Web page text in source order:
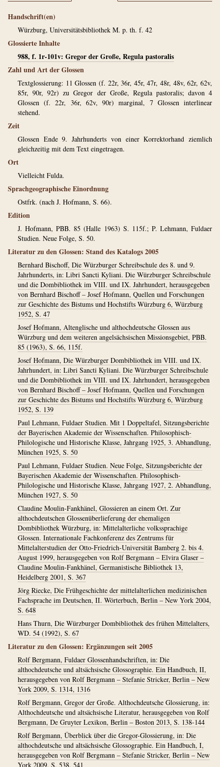
Handschrift(en)
Würzburg, Universitätsbibliothek M. p. th. f. 42
Glossierte Inhalte
988, f. 1r-101v: Gregor der Große, Regula pastoralis
Zahl und Art der Glossen
Textglossierung: 11 Glossen (f. 22r, 36r, 45r, 47r, 48r, 48v, 62r, 62v,
85r, 90r, 92r) zu Gregor der Große, Regula pastoralis; davon 4
Glossen (f. 22r, 36r, 62v, 90r) marginal, 7 Glossen interlinear
stehend.
Zeit
Glossen Ende 9. Jahrhunderts von einer Korrektorhand ziemlich
gleichzeitig mit dem Text eingetragen.
Ort
Vielleicht Fulda.
Sprachgeographische Einordnung
Ostfrk. (nach J. Hofmann, S. 66).
Edition
J. Hofmann, PBB. 85 (Halle 1963) S. 115f.; P. Lehmann, Fuldaer
Studien. Neue Folge, S. 50.
Literatur zu den Glossen: Stand des Katalogs 2005
Bernhard Bischoff, Die Würzburger Schreibschule des 8. und 9.
Jahrhunderts, in: Libri Sancti Kyliani. Die Würzburger Schreibschule
und die Dombibliothek im VIII. und IX. Jahrhundert, herausgegeben
von Bernhard Bischoff – Josef Hofmann, Quellen und Forschungen
zur Geschichte des Bistums und Hochstifts Würzburg 6, Würzburg
1952, S. 47
Josef Hofmann, Altenglische und althochdeutsche Glossen aus
Würzburg und dem weiteren angelsächsischen Missionsgebiet, PBB.
85 (1963), S. 66, 115f.
Josef Hofmann, Die Würzburger Dombibliothek im VIII. und IX.
Jahrhundert, in: Libri Sancti Kyliani. Die Würzburger Schreibschule
und die Dombibliothek im VIII. und IX. Jahrhundert, herausgegeben
von Bernhard Bischoff – Josef Hofmann, Quellen und Forschungen
zur Geschichte des Bistums und Hochstifts Würzburg 6, Würzburg
1952, S. 139
Paul Lehmann, Fuldaer Studien. Mit 1 Doppeltafel, Sitzungsberichte
der Bayerischen Akademie der Wissenschaften. Philosophisch-
Philologische und Historische Klasse, Jahrgang 1925, 3. Abhandlung,
München 1925, S. 50
Paul Lehmann, Fuldaer Studien. Neue Folge, Sitzungsberichte der
Bayerischen Akademie der Wissenschaften. Philosophisch-
Philologische und Historische Klasse, Jahrgang 1927, 2. Abhandlung,
München 1927, S. 50
Claudine Moulin-Fankhänel, Glossieren an einem Ort. Zur
althochdeutschen Glossenüberlieferung der ehemaligen
Dombibliothek Würzburg, in: Mittelalterliche volkssprachige
Glossen. Internationale Fachkonferenz des Zentrums für
Mittelalterstudien der Otto-Friedrich-Universität Bamberg 2. bis 4.
August 1999, herausgegeben von Rolf Bergmann – Elvira Glaser –
Claudine Moulin-Fankhänel, Germanistische Bibliothek 13,
Heidelberg 2001, S. 367
Jörg Riecke, Die Frühgeschichte der mittelalterlichen medizinischen
Fachsprache im Deutschen, II. Wörterbuch, Berlin – New York 2004,
S. 648
Hans Thurn, Die Würzburger Dombibliothek des frühen Mittelalters,
WD. 54 (1992), S. 67
Literatur zu den Glossen: Ergänzungen seit 2005
Rolf Bergmann, Fuldaer Glossenhandschriften, in: Die
althochdeutsche und altsächsische Glossographie. Ein Handbuch, II,
herausgegeben von Rolf Bergmann – Stefanie Stricker, Berlin – New
York 2009, S. 1314, 1316
Rolf Bergmann, Gregor der Große. Althochdeutsche Glossierung, in:
Althochdeutsche und altsächsische Literatur, herausgegeben von Rolf
Bergmann, De Gruyter Lexikon, Berlin – Boston 2013, S. 138-144
Rolf Bergmann, Überblick über die Gregor-Glossierung, in: Die
althochdeutsche und altsächsische Glossographie. Ein Handbuch, I,
herausgegeben von Rolf Bergmann – Stefanie Stricker, Berlin – New
York 2009, S. 538, 541